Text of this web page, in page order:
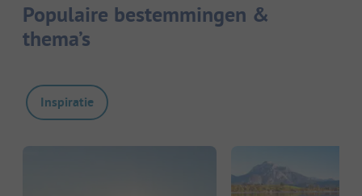
Populaire bestemmingen &
thema’s
Inspiratie